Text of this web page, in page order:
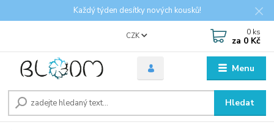
Každý týden desítky nových kousků!
Menu
CZK
Hledat
0 ks
za 0 Kč